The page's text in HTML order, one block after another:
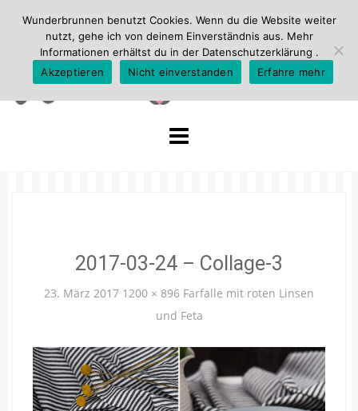
2017-03-24 – Collage-3
23. März 2017 1200 × 896 Farfalle mit roten Linsen
und Feta
Wunderbrunnen benutzt Cookies. Wenn du die Website weiter
nutzt, gehe ich von deinem Einverständnis aus. Mehr
Informationen erhältst du in der Datenschutzerklärung .
Akzeptieren
Nicht einverstanden Erfahre mehr